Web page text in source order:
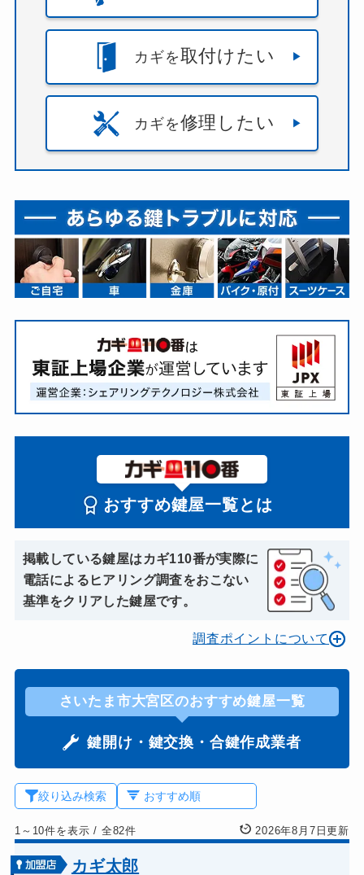
カギを取付けたい
カギを修理したい
おすすめ鍵屋一覧とは
掲載している鍵屋はカギ110番が実際に
電話によるヒアリング調査をおこない
基準をクリアした鍵屋です。
調査ポイントについて
さいたま市大宮区のおすすめ鍵屋一覧
鍵開け・鍵交換・合鍵作成業者
絞り込み検索
1～10件を表示/ 全82件 2026年8月7日更新
カギ太郎